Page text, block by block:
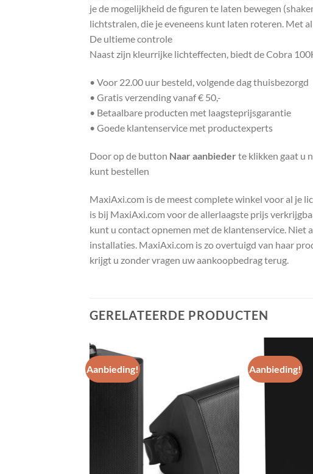
je de mogelijkheid de figuren te laten bewegen
lichtstralen, die je eveneens kunt laten roteren. Met
De ultieme controle
Naast zijn kleurrijke lichteffecten, biedt de Cobra
• Voor 22.00 uur besteld, volgende dag thuisbezorgd
• Gratis verzending vanaf € 50,-
• Betaalbare producten met laagsteprijsgarantie
• Goede klantenservice met productexperts
Door op de button Naar aanbieder te klikken gaat u
kunt bestellen
MaxiAxi.com is de meest complete winkel voor al je
is bij MaxiAxi.com voor de allerlaagste prijs
kunt u contact opnemen met de klantenservice. Niet
installaties. MaxiAxi.com is zo overtuigd van haar
krijgt u zonder vragen uw aankoopbedrag terug.
GERELATEERDE PRODUCTEN
Aanbieding!
Toevoegen
aan
wenslijst
Aanbieding!